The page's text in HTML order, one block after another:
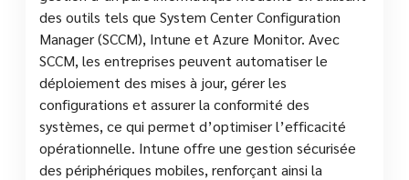
des outils tels que System Center Configuration
Manager (SCCM), Intune et Azure Monitor. Avec
SCCM, les entreprises peuvent automatiser le
déploiement des mises à jour, gérer les
configurations et assurer la conformité des
systèmes, ce qui permet d’optimiser l’efficacité
opérationnelle. Intune offre une gestion sécurisée
des périphériques mobiles, renforçant ainsi la